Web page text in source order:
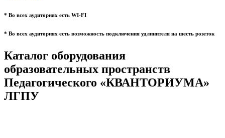
* Во всех аудиториях есть WI-FI
* Во всех аудиториях есть возможность подключения удлинителя на шесть розеток
Каталог оборудования
образовательных пространств
Педагогического «КВАНТОРИУМА»
ЛГПУ